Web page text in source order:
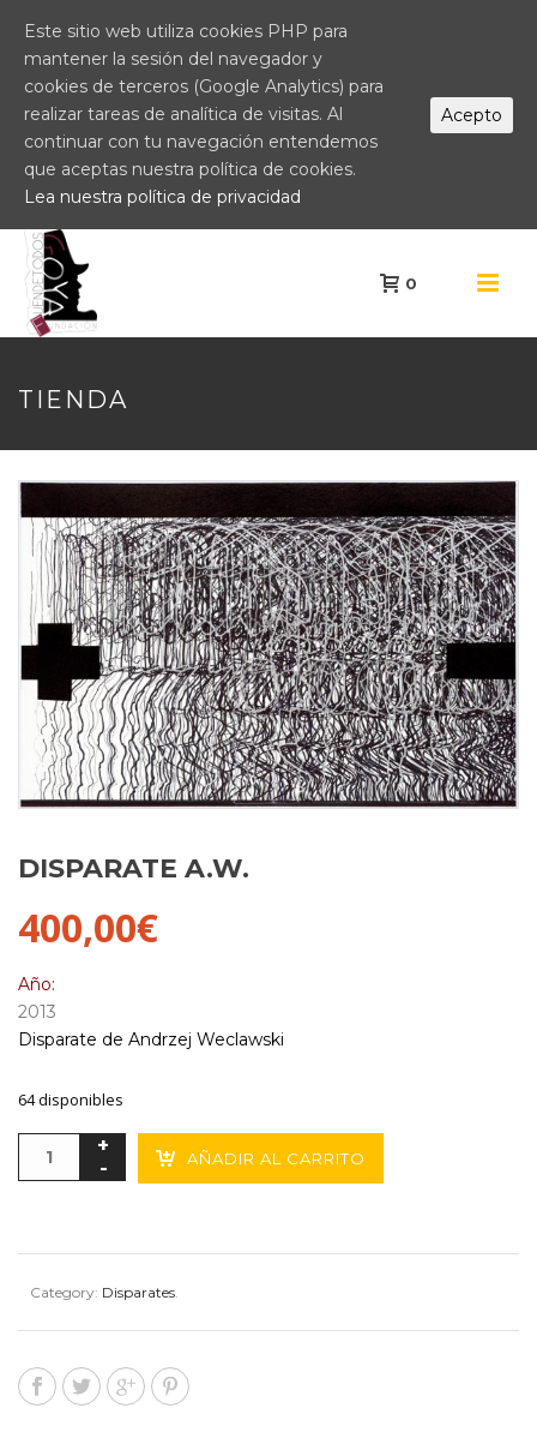
0
TIENDA
DISPARATE A.W.
400,00€
Año:
2013
Disparate de Andrzej Weclawski
64 disponibles
AÑADIR AL CARRITO
Category: Disparates.
Este sitio web utiliza cookies PHP para
mantener la sesión del navegador y
cookies de terceros (Google Analytics) para
realizar tareas de analítica de visitas. Al
continuar con tu navegación entendemos
que aceptas nuestra política de cookies.
Lea nuestra política de privacidad
Acepto